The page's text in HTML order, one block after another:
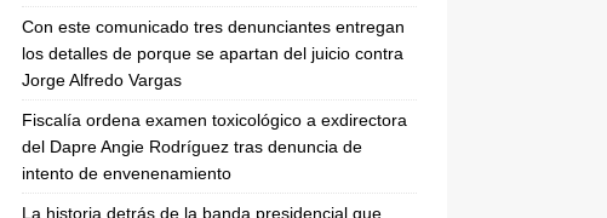
Con este comunicado tres denunciantes entregan
los detalles de porque se apartan del juicio contra
Jorge Alfredo Vargas
Fiscalía ordena examen toxicológico a exdirectora
del Dapre Angie Rodríguez tras denuncia de
intento de envenenamiento
La historia detrás de la banda presidencial que